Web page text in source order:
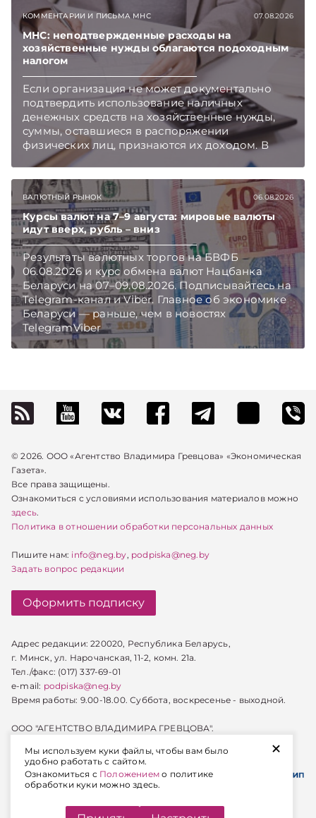
который приходится изучать ежегодно.
Очередные меры по оптимизации
нормотворчества предусмотрены в
постановлении Совмина. Подписывайтесь на
Telegram‑канал и Viber. Главное об экономике
Беларуси — раньше, чем в новостях
TelegramViber
КОММЕНТАРИИ И ПИСЬМА МНС 07.08.2026
МНС: неподтвержденные расходы на
хозяйственные нужды облагаются подоходным
налогом
Если организация не может документально
подтвердить использование наличных
денежных средств на хозяйственные нужды,
суммы, оставшиеся в распоряжении
физических лиц, признаются их доходом. В
этом случае организация как налоговый агент
бюджет подоходный налог, напоминает МНС.
ВАЛЮТНЫЙ РЫНОК 06.08.2026
Курсы валют на 7–9 августа: мировые валюты
идут вверх, рубль – вниз
Результаты валютных торгов на БВФБ
06.08.2026 и курс обмена валют Нацбанка
Беларуси на 07–09.08.2026. Подписывайтесь на
Telegram‑канал и Viber. Главное об экономике
Беларуси — раньше, чем в новостях
TelegramViber
© 2026. ООО «Агентство Владимира Гревцова» «Экономическая
Газета».
Все права защищены.
Ознакомиться с условиями использования материалов можно
здесь.
Политика в отношении обработки персональных данных
Пишите нам: info@neg.by, podpiska@neg.by
Задать вопрос редакции
Оформить подписку
Адрес редакции: 220020, Республика Беларусь,
г. Минск, ул. Нарочанская, 11-2, комн. 21а.
Тел./факс: (017) 337-69-01
e-mail: podpiska@neg.by
Время работы: 9.00-18.00. Суббота, воскресенье - выходной.
ООО "АГЕНТСТВО ВЛАДИМИРА ГРЕВЦОВА".
Разработка сайта - SLAM
+
Мы используем куки файлы, чтобы вам было
удобно работать с сайтом.
Ознакомиться с Положением о политике
обработки куки можно здесь.